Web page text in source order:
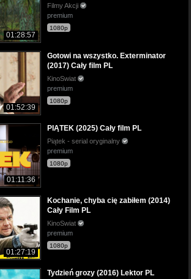
01:28:57
Filmy Akcji
premium
1080p
01:52:39
Gotowi na wszystko. Exterminator
(2017) Cały film PL
KinoSwiat
premium
1080p
01:11:36
PIĄTEK (2025) Cały film PL
Piątek - serial oryginalny
premium
1080p
01:27:19
Kochanie, chyba cię zabiłem (2014)
Cały Film PL
KinoSwiat
premium
1080p
Tydzień grozy (2016) Lektor PL